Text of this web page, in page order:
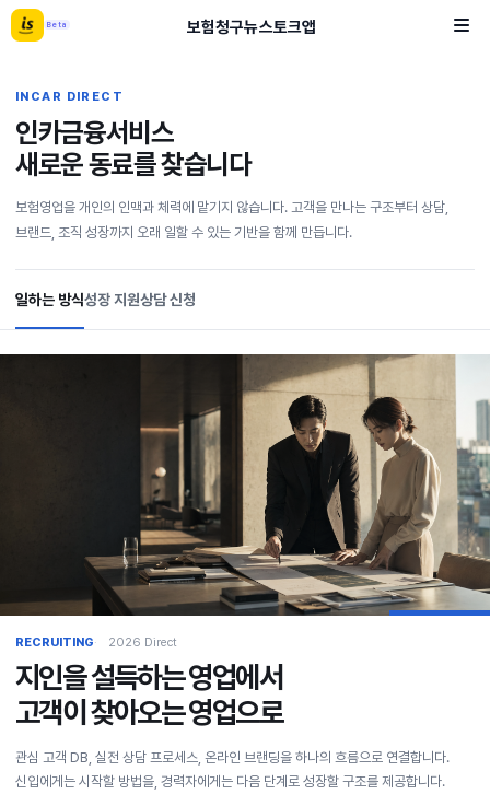
Beta 보험청구뉴스토크앱
INCAR DIRECT
인카금융서비스
새로운 동료를 찾습니다
보험영업을 개인의 인맥과 체력에 맡기지 않습니다. 고객을 만나는 구조부터 상담,
브랜드, 조직 성장까지 오래 일할 수 있는 기반을 함께 만듭니다.
일하는 방식성장 지원상담 신청
RECRUITING 2026 Direct
지인을 설득하는 영업에서
고객이 찾아오는 영업으로
관심 고객 DB, 실전 상담 프로세스, 온라인 브랜딩을 하나의 흐름으로 연결합니다.
신입에게는 시작할 방법을, 경력자에게는 다음 단계로 성장할 구조를 제공합니다.